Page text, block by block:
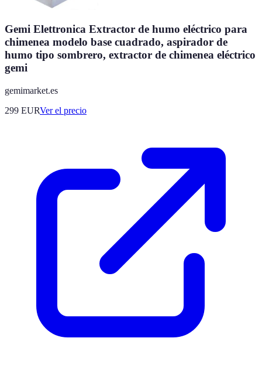
Gemi Elettronica Extractor de humo eléctrico para
chimenea modelo base cuadrado, aspirador de
humo tipo sombrero, extractor de chimenea eléctrico
gemi
gemimarket.es
299 EURVer el precio